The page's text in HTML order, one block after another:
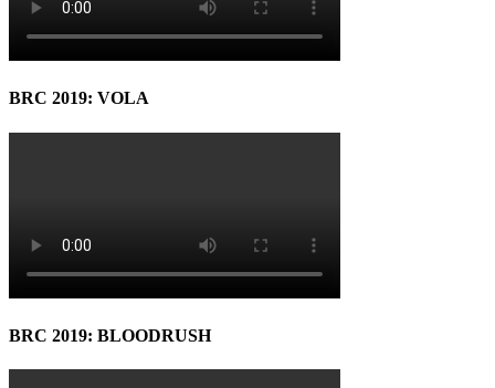
BRC 2019: VOLA
BRC 2019: BLOODRUSH